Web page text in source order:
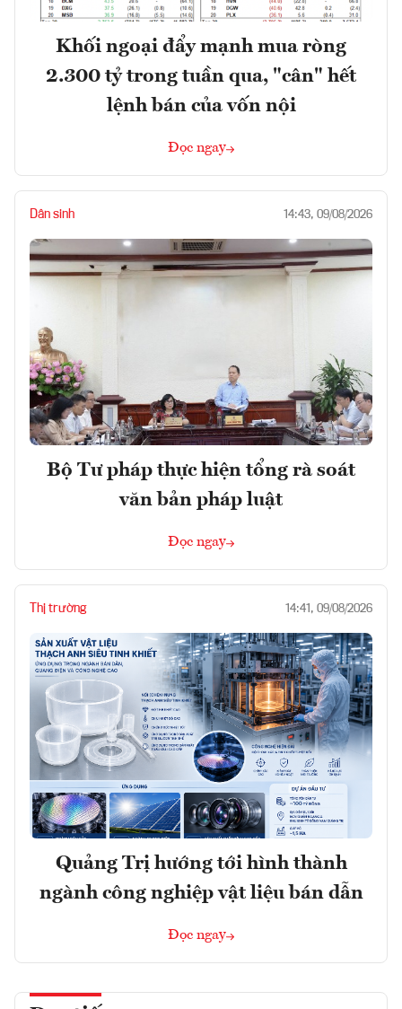
Khối ngoại đẩy mạnh mua ròng
2.300 tỷ trong tuần qua, "cân" hết
lệnh bán của vốn nội
Đọc ngay
Dân sinh 14:43, 09/08/2026
Bộ Tư pháp thực hiện tổng rà soát
văn bản pháp luật
Đọc ngay
Thị trường 14:41, 09/08/2026
Quảng Trị hướng tới hình thành
ngành công nghiệp vật liệu bán dẫn
Đọc ngay